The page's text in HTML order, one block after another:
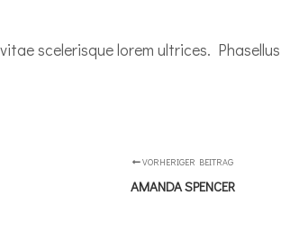
scelerisque lorem ultrices.
VORHERIGER BEITRAG
AMANDA SPENCER